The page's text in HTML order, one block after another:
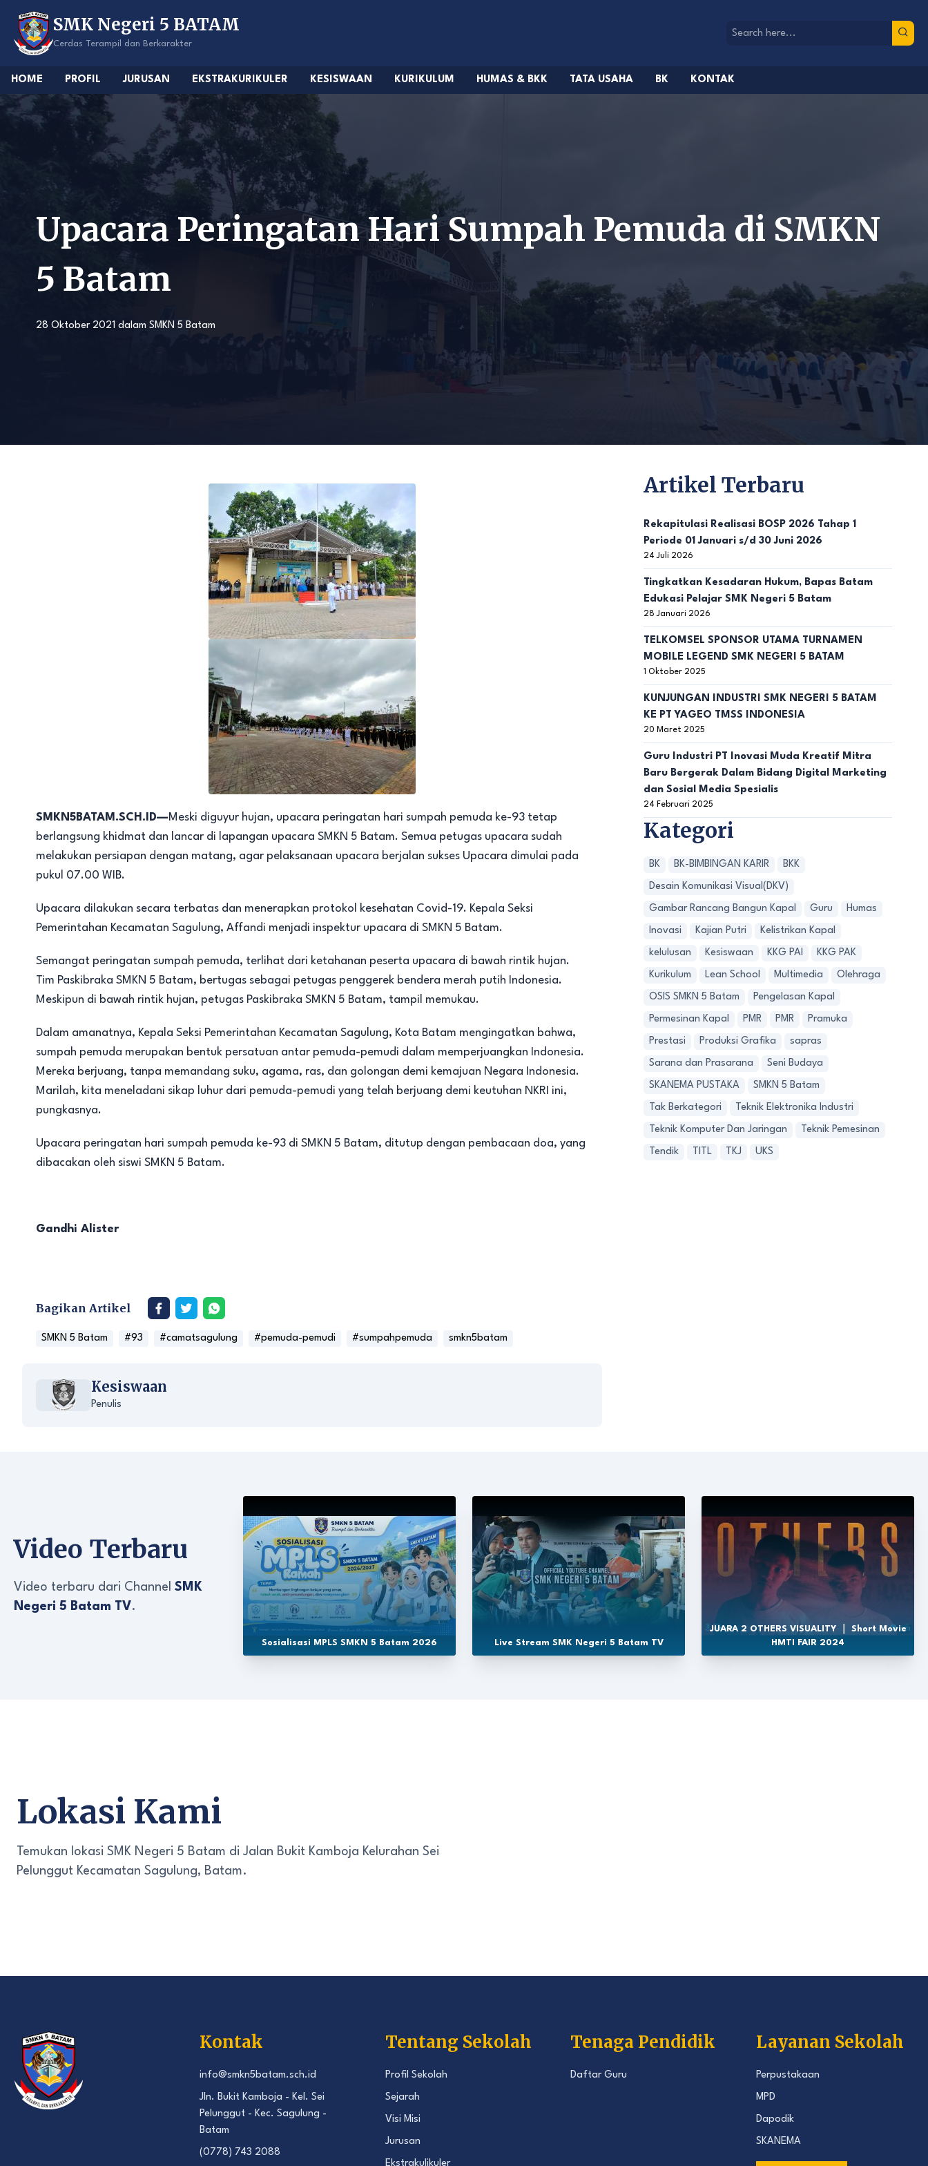
content
SMK Negeri 5 BATAM
Cerdas Terampil dan Berkarakter
HOME PROFIL JURUSAN EKSTRAKURIKULER KESISWAAN KURIKULUM HUMAS & BKK TATA USAHA BK KONTAK
Upacara Peringatan Hari Sumpah Pemuda di SMKN
5 Batam
28 Oktober 2021 dalam SMKN 5 Batam
SMKN5BATAM.SCH.ID—Meski diguyur hujan, upacara peringatan hari sumpah pemuda ke-93 tetap
berlangsung khidmat dan lancar di lapangan upacara SMKN 5 Batam. Semua petugas upacara sudah
melakukan persiapan dengan matang, agar pelaksanaan upacara berjalan sukses Upacara dimulai pada
pukul 07.00 WIB.
Upacara dilakukan secara terbatas dan menerapkan protokol kesehatan Covid-19. Kepala Seksi
Pemerintahan Kecamatan Sagulung, Affandi menjadi inspektur upacara di SMKN 5 Batam.
Semangat peringatan sumpah pemuda, terlihat dari ketahanan peserta upacara di bawah rintik hujan.
Tim Paskibraka SMKN 5 Batam, bertugas sebagai petugas penggerek bendera merah putih Indonesia.
Meskipun di bawah rintik hujan, petugas Paskibraka SMKN 5 Batam, tampil memukau.
Dalam amanatnya, Kepala Seksi Pemerintahan Kecamatan Sagulung, Kota Batam mengingatkan bahwa,
sumpah pemuda merupakan bentuk persatuan antar pemuda-pemudi dalam memperjuangkan Indonesia.
Mereka berjuang, tanpa memandang suku, agama, ras, dan golongan demi kemajuan Negara Indonesia.
Marilah, kita meneladani sikap luhur dari pemuda-pemudi yang telah berjuang demi keutuhan NKRI ini,
pungkasnya.
Upacara peringatan hari sumpah pemuda ke-93 di SMKN 5 Batam, ditutup dengan pembacaan doa, yang
dibacakan oleh siswi SMKN 5 Batam.
Gandhi Alister
Bagikan Artikel
SMKN 5 Batam #93 #camatsagulung #pemuda-pemudi #sumpahpemuda smkn5batam
Kesiswaan
Penulis
Artikel Terbaru
Rekapitulasi Realisasi BOSP 2026 Tahap 1
Periode 01 Januari s/d 30 Juni 2026
24 Juli 2026
Tingkatkan Kesadaran Hukum, Bapas Batam
Edukasi Pelajar SMK Negeri 5 Batam
28 Januari 2026
TELKOMSEL SPONSOR UTAMA TURNAMEN
MOBILE LEGEND SMK NEGERI 5 BATAM
1 Oktober 2025
KUNJUNGAN INDUSTRI SMK NEGERI 5 BATAM
KE PT YAGEO TMSS INDONESIA
20 Maret 2025
Guru Industri PT Inovasi Muda Kreatif Mitra
Baru Bergerak Dalam Bidang Digital Marketing
dan Sosial Media Spesialis
24 Februari 2025
Kategori
BK BK-BIMBINGAN KARIR BKK
Desain Komunikasi Visual(DKV)
Gambar Rancang Bangun Kapal Guru Humas
Inovasi Kajian Putri Kelistrikan Kapal
kelulusan Kesiswaan KKG PAI KKG PAK
Kurikulum Lean School Multimedia Olehraga
OSIS SMKN 5 Batam Pengelasan Kapal
Permesinan Kapal PMR PMR Pramuka
Prestasi Produksi Grafika sapras
Sarana dan Prasarana Seni Budaya
SKANEMA PUSTAKA SMKN 5 Batam
Tak Berkategori Teknik Elektronika Industri
Teknik Komputer Dan Jaringan Teknik Pemesinan
Tendik TITL TKJ UKS
Video Terbaru
Video terbaru dari Channel SMK
Negeri 5 Batam TV.
Sosialisasi MPLS SMKN 5 Batam 2026 Live Stream SMK Negeri 5 Batam TV
JUARA 2 OTHERS VISUALITY ｜ Short Movie
HMTI FAIR 2024
Lokasi Kami
Temukan lokasi SMK Negeri 5 Batam di Jalan Bukit Kamboja Kelurahan Sei
Pelunggut Kecamatan Sagulung, Batam.
Kontak
info@smkn5batam.sch.id
Jln. Bukit Kamboja - Kel. Sei
Pelunggut - Kec. Sagulung -
Batam
(0778) 743 2088
Tentang Sekolah
Profil Sekolah
Sejarah
Visi Misi
Jurusan
Ekstrakulikuler
Tenaga Pendidik
Daftar Guru
Layanan Sekolah
Perpustakaan
MPD
Dapodik
SKANEMA